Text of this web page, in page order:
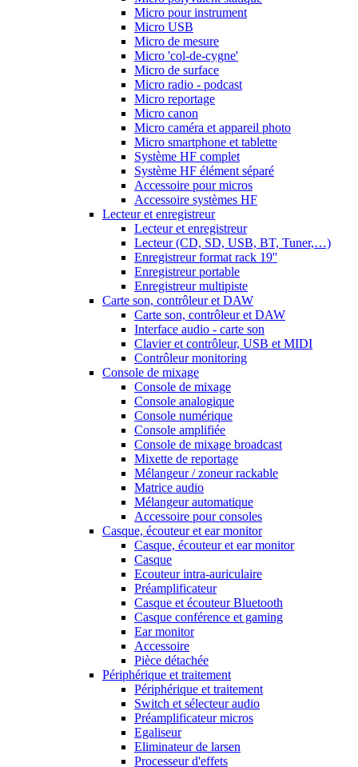
Micro pour instrument
Micro USB
Micro de mesure
Micro 'col-de-cygne'
Micro de surface
Micro radio - podcast
Micro reportage
Micro canon
Micro caméra et appareil photo
Micro smartphone et tablette
Système HF complet
Système HF élément séparé
Accessoire pour micros
Accessoire systèmes HF
Lecteur et enregistreur
Lecteur et enregistreur
Lecteur (CD, SD, USB, BT, Tuner,…)
Enregistreur format rack 19''
Enregistreur portable
Enregistreur multipiste
Carte son, contrôleur et DAW
Carte son, contrôleur et DAW
Interface audio - carte son
Clavier et contrôleur, USB et MIDI
Contrôleur monitoring
Console de mixage
Console de mixage
Console analogique
Console numérique
Console amplifiée
Console de mixage broadcast
Mixette de reportage
Mélangeur / zoneur rackable
Matrice audio
Mélangeur automatique
Accessoire pour consoles
Casque, écouteur et ear monitor
Casque, écouteur et ear monitor
Casque
Ecouteur intra-auriculaire
Préamplificateur
Casque et écouteur Bluetooth
Casque conférence et gaming
Ear monitor
Accessoire
Pièce détachée
Périphérique et traitement
Périphérique et traitement
Switch et sélecteur audio
Préamplificateur micros
Egaliseur
Eliminateur de larsen
Processeur d'effets